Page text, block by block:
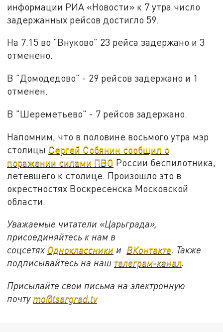
информации РИА «Новости» к 7 утра число
задержанных рейсов достигло 59.
На 7.15 во "Внуково" 23 рейса задержано и 3
отменено.
В "Домодедово" - 29 рейсов задержано и 1
отменен.
В "Шереметьево" - 7 рейсов задержано.
Напомним, что в половине восьмого утра мэр
столицы Сергей Собянин сообщил о
поражении силами ПВО России беспилотника,
летевшего к столице. Произошло это в
окрестностях Воскресенска Московской
области.
Уважаемые читатели «Царьграда»,
присоединяйтесь к нам в
соцсетях Одноклассники и ВКонтакте. Также
подписывайтесь на наш телеграм-канал.
Присылайте свои письма на электронную
почту mo@tsargrad.tv